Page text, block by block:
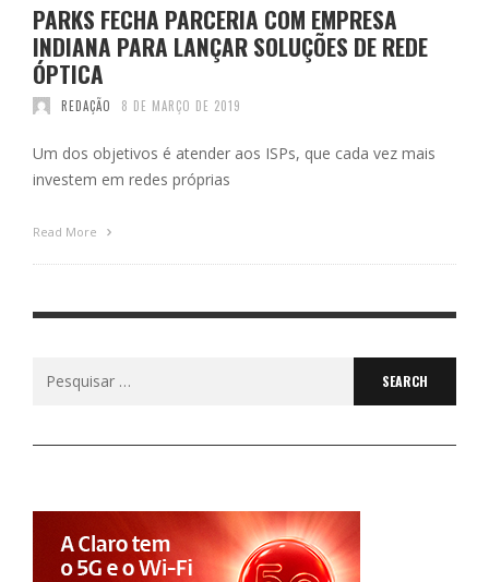
PARKS FECHA PARCERIA COM EMPRESA
INDIANA PARA LANÇAR SOLUÇÕES DE REDE
ÓPTICA
REDAÇÃO 8 DE MARÇO DE 2019
Um dos objetivos é atender aos ISPs, que cada vez mais
investem em redes próprias
Read More